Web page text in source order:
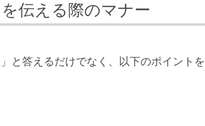
伝える際のマナー
と答えるだけでなく、以下のポイントを